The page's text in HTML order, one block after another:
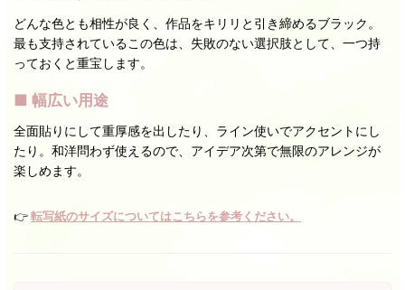
どんな色とも相性が良く、作品をキリリと引き締めるブラック。
最も支持されているこの色は、失敗のない選択肢として、一つ持
っておくと重宝します。
■ 幅広い用途
全面貼りにして重厚感を出したり、ライン使いでアクセントにし
たり。和洋問わず使えるので、アイデア次第で無限のアレンジが
楽しめます。
👉 転写紙のサイズについてはこちらを参考ください。